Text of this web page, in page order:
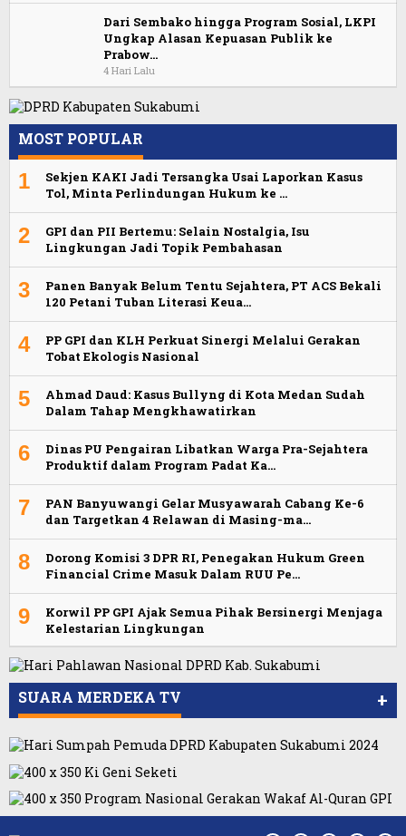
Dari Sembako hingga Program Sosial, LKPI
Ungkap Alasan Kepuasan Publik ke
Prabow…
4 Hari Lalu
MOST POPULAR
1
Sekjen KAKI Jadi Tersangka Usai Laporkan Kasus
Tol, Minta Perlindungan Hukum ke …
2
GPI dan PII Bertemu: Selain Nostalgia, Isu
Lingkungan Jadi Topik Pembahasan
3
Panen Banyak Belum Tentu Sejahtera, PT ACS Bekali
120 Petani Tuban Literasi Keua…
4
PP GPI dan KLH Perkuat Sinergi Melalui Gerakan
Tobat Ekologis Nasional
5
Ahmad Daud: Kasus Bullyng di Kota Medan Sudah
Dalam Tahap Mengkhawatirkan
6
Dinas PU Pengairan Libatkan Warga Pra-Sejahtera
Produktif dalam Program Padat Ka…
7
PAN Banyuwangi Gelar Musyawarah Cabang Ke-6
dan Targetkan 4 Relawan di Masing-ma…
8
Dorong Komisi 3 DPR RI, Penegakan Hukum Green
Financial Crime Masuk Dalam RUU Pe…
9
Korwil PP GPI Ajak Semua Pihak Bersinergi Menjaga
Kelestarian Lingkungan
SUARA MERDEKA TV +